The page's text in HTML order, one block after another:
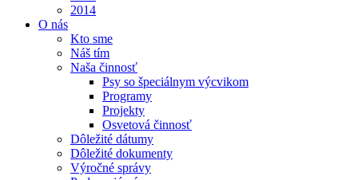
2014
O nás
Kto sme
Náš tím
Naša činnosť
Psy so špeciálnym výcvikom
Programy
Projekty
Osvetová činnosť
Dôležité dátumy
Dôležité dokumenty
Výročné správy